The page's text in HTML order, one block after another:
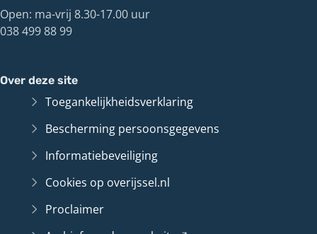
Open: ma-vrij 8.30-17.00 uur
038 499 88 99
Over deze site
Toegankelijkheidsverklaring
Bescherming persoonsgegevens
Informatiebeveiliging
Cookies op overijssel.nl
Proclaimer